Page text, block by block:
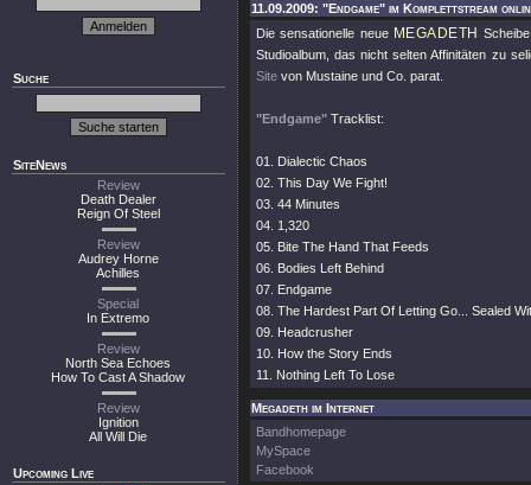
Suche
SiteNews
Review
Death Dealer
Reign Of Steel
Review
Audrey Horne
Achilles
Special
In Extremo
Review
North Sea Echoes
How To Cast A Shadow
Review
Ignition
All Will Die
Upcoming Live
11.09.2009: "Endgame" im Komplettstream
Die sensationelle neue MEGADETH
Studioalbum, das nicht selten Affinitäten zu
Site von Mustaine und Co. parat.
"Endgame" Tracklist:
01. Dialectic Chaos
02. This Day We Fight!
03. 44 Minutes
04. 1,320
05. Bite The Hand That Feeds
06. Bodies Left Behind
07. Endgame
08. The Hardest Part Of Letting Go... Sealed
09. Headcrusher
10. How the Story Ends
11. Nothing Left To Lose
Megadeth im Internet
Bandhomepage
MySpace
Facebook